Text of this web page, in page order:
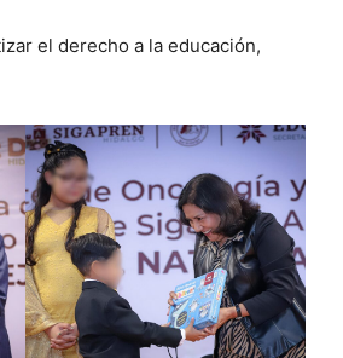
el derecho a la educación,